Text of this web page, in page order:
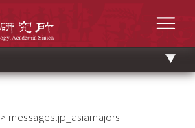
> messages.jp_asiamajors